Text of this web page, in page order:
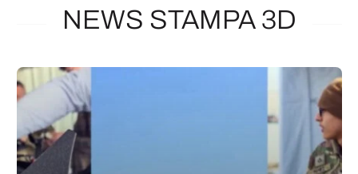
NEWS STAMPA 3D